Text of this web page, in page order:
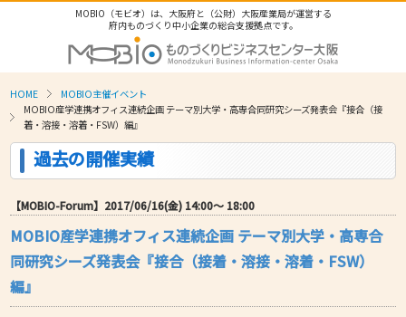
MOBIO（モビオ）は、大阪府と（公財）大阪産業局が運営する
府内ものづくり中小企業の総合支援拠点です。
HOME
MOBIO主催イベント
MOBIO産学連携オフィス連続企画 テーマ別大学・高専合同研究シーズ発表会『接合（接
着・溶接・溶着・FSW）編』
過去の開催実績
【MOBIO-Forum】2017/06/16(金) 14:00〜 18:00
MOBIO産学連携オフィス連続企画 テーマ別大学・高専合
同研究シーズ発表会『接合（接着・溶接・溶着・FSW）
編』